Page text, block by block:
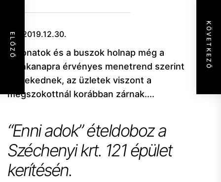
ELŐZŐ KÖVETKEZŐ
2019.12.30.
A vonatok és a buszok holnap még a
munkanapra érvényes menetrend szerint
közlekednek, az üzletek viszont a
megszokottnál korábban zárnak....
“Enni adok” ételdoboz a
Széchenyi krt. 121 épület
kerítésén.